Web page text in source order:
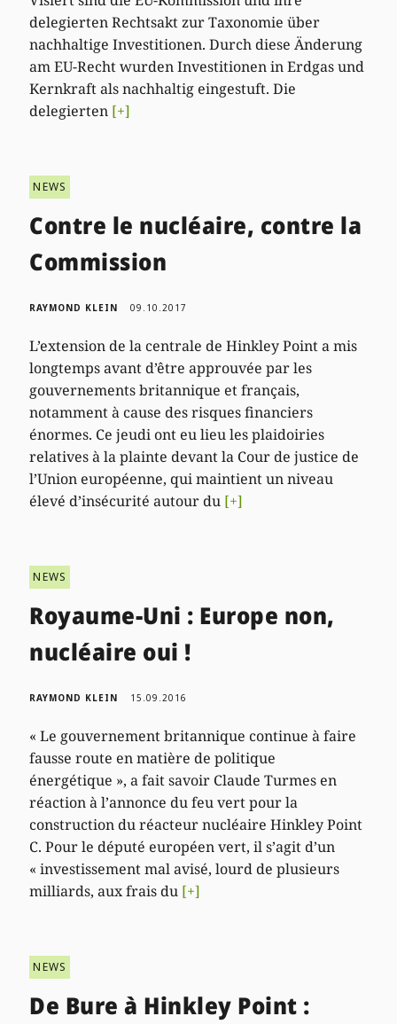
delegierten Rechtsakt zur Taxonomie über
nachhaltige Investitionen. Durch diese Änderung
am EU-Recht wurden Investitionen in Erdgas und
Kernkraft als nachhaltig eingestuft. Die
delegierten [+]
NEWS
Contre le nucléaire, contre la
Commission
RAYMOND KLEIN 09.10.2017
L’extension de la centrale de Hinkley Point a mis
longtemps avant d’être approuvée par les
gouvernements britannique et français,
notamment à cause des risques financiers
énormes. Ce jeudi ont eu lieu les plaidoiries
relatives à la plainte devant la Cour de justice de
l’Union européenne, qui maintient un niveau
élevé d’insécurité autour du [+]
NEWS
Royaume-Uni : Europe non,
nucléaire oui !
RAYMOND KLEIN 15.09.2016
« Le gouvernement britannique continue à faire
fausse route en matière de politique
énergétique », a fait savoir Claude Turmes en
réaction à l’annonce du feu vert pour la
construction du réacteur nucléaire Hinkley Point
C. Pour le député européen vert, il s’agit d’un
« investissement mal avisé, lourd de plusieurs
milliards, aux frais du [+]
NEWS
De Bure à Hinkley Point :